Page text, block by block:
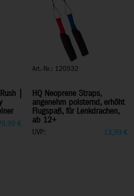
|
€
Art.-Nr.: 120532
HQ Neoprene Straps,
angenehm polsternd, erhöht
Flugspaß, für Lenkdrachen,
ab 12+
UVP: 13,99 €